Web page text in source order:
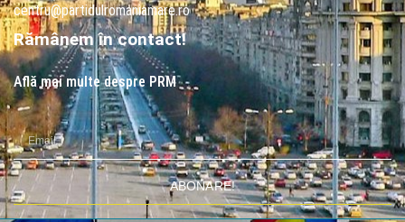
centru@partidulromaniamare.ro
Rămânem în contact!
Află mai multe despre PRM
ABONARE!